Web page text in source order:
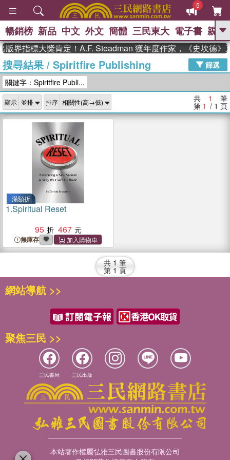
5
GO
熱搜： 東野圭吾 高希均教授回憶錄
、 The Odyssey 、 父親節 、 如果歷
獎 臺灣漫遊錄 、 方念華 、 台灣的李
登輝時代
數學女孩：黎曼猜想 、
偉大的迷走神經
暢銷榜 新品 中文 外文 簡體 三民東大 電子書 親子
版界指標大獎肯定！A.F. Steadman 獲年度作家，《史坎德》
搜尋結果/ Spiritfire Publishing
篩選
關鍵字：Spiritfire Publi...
顯示 排序 共 1 筆
第 1 / 1 頁
滿額折
1.Spiritual Reset
95
467
無庫存
共 1 筆
第 1 頁
網站導航 >>
聚焦三民 >>
三民書局 三民出版
本站著作權屬弘雅三民圖書股份有限公司